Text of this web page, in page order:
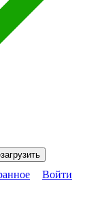
Войти